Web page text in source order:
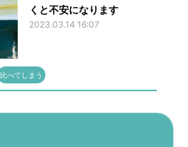
くと不安になります
2023.03.14 16:07
比べてしまう